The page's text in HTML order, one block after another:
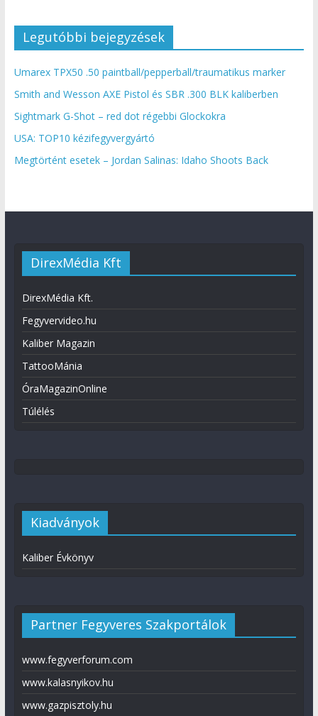
Legutóbbi bejegyzések
Umarex TPX50 .50 paintball/pepperball/traumatikus marker
Smith and Wesson AXE Pistol és SBR .300 BLK kaliberben
Sightmark G-Shot – red dot régebbi Glockokra
USA: TOP10 kézifegyvergyártó
Megtörtént esetek – Jordan Salinas: Idaho Shoots Back
DirexMédia Kft
DirexMédia Kft.
Fegyvervideo.hu
Kaliber Magazin
TattooMánia
ÓraMagazinOnline
Túlélés
Kiadványok
Kaliber Évkönyv
Partner Fegyveres Szakportálok
www.fegyverforum.com
www.kalasnyikov.hu
www.gazpisztoly.hu